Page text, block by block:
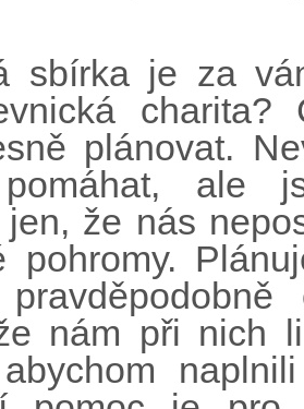
sbírka je za
charita?
plánovat.
ale
jen, že nás
pohromy.
nám při nich